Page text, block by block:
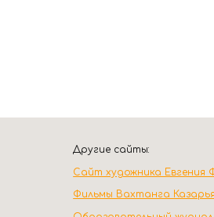
Другие сайты:
Сайт художника Евгения
Фильмы Вахтанга